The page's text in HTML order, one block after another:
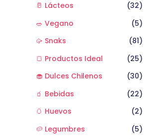
🥛 Lácteos
(32)
🥗 Vegano
(5)
🥠 Snaks
(81)
🍞 Productos Ideal
(25)
🧁 Dulces Chilenos
(30)
🧃 Bebidas
(22)
🥚 Huevos
(2)
🥔 Legumbres
(5)